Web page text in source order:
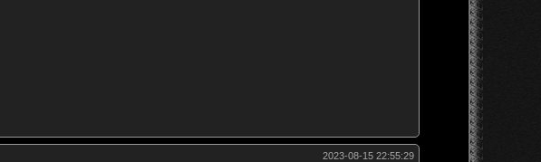
2023-08-15 22:55:29